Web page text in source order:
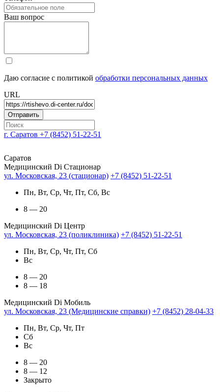
Ваш вопрос
Даю согласие с политикой обработки персональных данных
URL
г. Саратов +7 (8452) 51-22-51
Саратов
Медицинский Di Стационар
ул. Московская, 23 (стационар) +7 (8452) 51-22-51
Пн, Вт, Ср, Чт, Пт, Сб, Вс
8 — 20
Медицинский Di Центр
ул. Московская, 23 (поликлиника) +7 (8452) 51-22-51
Пн, Вт, Ср, Чт, Пт, Сб
Вс
8 — 20
8 — 18
Медицинский Di Мобиль
ул. Московская, 23 (Медицинские справки) +7 (8452) 28-04-33
Пн, Вт, Ср, Чт, Пт
Сб
Вс
8 — 20
8 — 12
Закрыто